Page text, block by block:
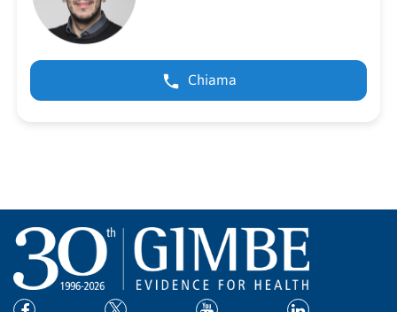
Chiama